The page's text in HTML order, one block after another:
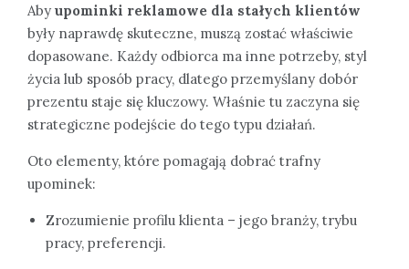
Aby upominki reklamowe dla stałych klientów
były naprawdę skuteczne, muszą zostać właściwie
dopasowane. Każdy odbiorca ma inne potrzeby, styl
życia lub sposób pracy, dlatego przemyślany dobór
prezentu staje się kluczowy. Właśnie tu zaczyna się
strategiczne podejście do tego typu działań.
Oto elementy, które pomagają dobrać trafny
upominek:
Zrozumienie profilu klienta – jego branży, trybu
pracy, preferencji.